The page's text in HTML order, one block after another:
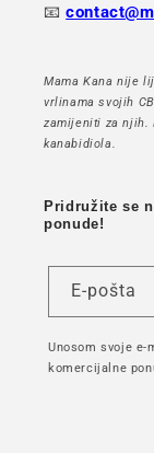
📧
Mama Kana nije
vrlinama svojih
zamijeniti za njih.
kanabidiola.
Pridružite se
ponude!
E-pošta
Unosom svoje
komercijalne